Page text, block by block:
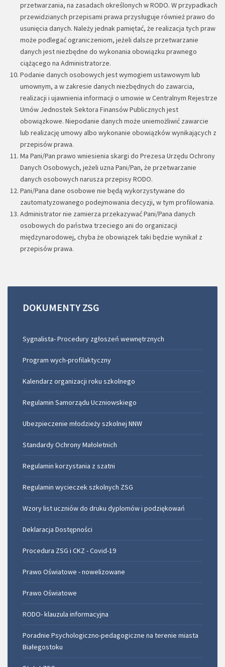
przetwarzania, na zasadach określonych w RODO. W przypadkach
przewidzianych przepisami prawa przysługuje również prawo do
usunięcia danych. Należy jednak pamiętać, że realizacja tych praw
może podlegać ograniczeniom, jeżeli dalsze przetwarzanie
danych jest niezbędne do wykonania obowiązku prawnego
ciążącego na Administratorze.
Podanie danych osobowych jest wymogiem ustawowym lub
umownym, a w zakresie danych niezbędnych do zawarcia,
realizacji i ujawnienia informacji o umowie w Centralnym Rejestrze
Umów Jednostek Sektora Finansów Publicznych jest
obowiązkowe. Niepodanie danych może uniemożliwić zawarcie
lub realizację umowy albo wykonanie obowiązków wynikających z
przepisów prawa.
Ma Pani/Pan prawo wniesienia skargi do Prezesa Urzędu Ochrony
Danych Osobowych, jeżeli uzna Pani/Pan, że przetwarzanie
danych osobowych narusza przepisy RODO.
Pani/Pana dane osobowe nie będą wykorzystywane do
zautomatyzowanego podejmowania decyzji, w tym profilowania.
Administrator nie zamierza przekazywać Pani/Pana danych
osobowych do państwa trzeciego ani do organizacji
międzynarodowej, chyba że obowiązek taki będzie wynikał z
przepisów prawa.
DOKUMENTY ZSG
Sygnalista- Procedury zgłoszeń wewnętrznych
Program wych-profilaktyczny
Kalendarz organizacji roku szkolnego
Regulamin Samorządu Uczniowskiego
Ubezpieczenie młodzieży szkolnej NNW
Standardy Ochrony Małoletnich
Regulamin korzystania z szatni
Regulamin wycieczek szkolnych ZSG
Wzory list uczniów do druku dyplomów i podziękowań
Deklaracja Dostępności
Procedura ZSG i CKZ - Covid-19
Prawo Oświatowe - nowelizowane
Prawo Oświatowe
RODO- klauzula informacyjna
Poradnie Psychologiczno-pedagogiczne na terenie miasta
Białegostoku